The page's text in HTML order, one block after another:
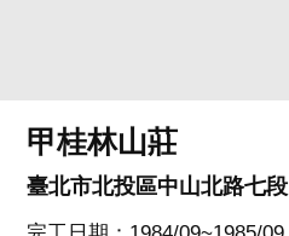
甲桂林山莊
臺北市北投區中山北路七段